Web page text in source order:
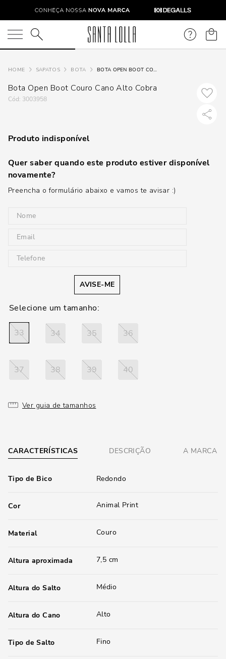
O que você está procurando?
SAPATOS BOTA BOTA OPEN BOOT COURO CANO ALTO COBRA
Bota Open Boot Couro Cano Alto Cobra
: 3003958
Produto indisponível
Quer saber quando este produto estiver disponível
novamente?
Preencha o formulário abaixo e vamos te avisar :)
AVISE-ME
33 34 35 36
37 38 39 40
Ver guia de tamanhos
CARACTERÍSTICAS DESCRIÇÃO A MARCA
Tipo de Bico Redondo
Cor Animal Print
Material Couro
Altura aproximada 7,5 cm
Altura do Salto Médio
Altura do Cano Alto
Tipo de Salto Fino